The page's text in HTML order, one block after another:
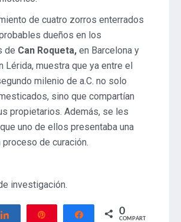
de cuatro zorros enterrados
dueños en los
de Can Roqueta, en Barcelona y
Lérida, muestra que ya entre el
milenio de a.C. no solo
sino que compartían
propietarios. Además, se les
uno de ellos presentaba una
proceso de curación.
investigación.
Compartir Compartir
0
COMPARTIR